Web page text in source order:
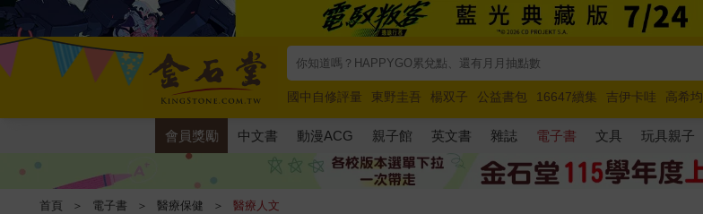
國中自修評量 東野圭吾 楊双子 公益書包 16647續集 吉伊卡哇 高希均
唯紅花綻放
奧德賽 路邊攤新作 馬斯克 玩具總動員5 超慢跑
會員獎勵 中文書 動漫ACG 親子館 英文書 雜誌 電子書 文具 玩具親子
首頁 ＞ 電子書 ＞ 醫療保健 ＞ 醫療人文